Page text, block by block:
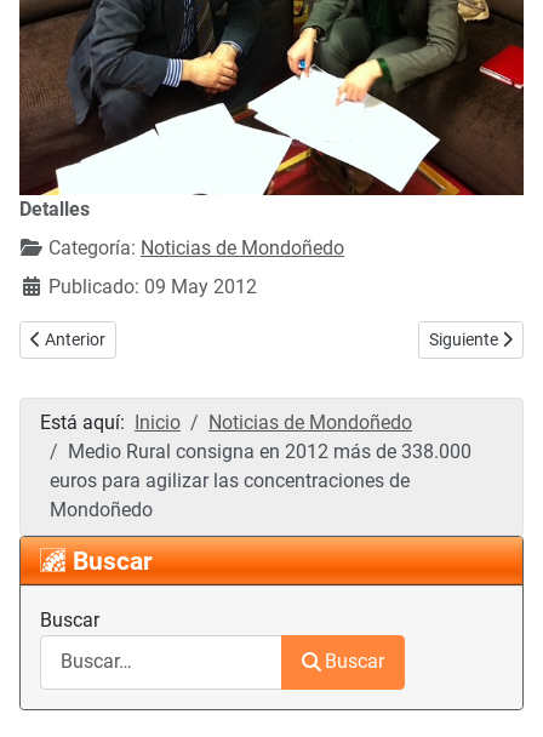
Detalles
Categoría: Noticias de Mondoñedo
Publicado: 09 May 2012
Artículo anterior: Enduro: Fotografías y vídeo resumen del IV Raid
Anterior Artículo
Siguiente
Está aquí: Inicio
Noticias de Mondoñedo
Medio Rural consigna en 2012 más de 338.000
euros para agilizar las concentraciones de
Mondoñedo
Buscar
Buscar
Buscar